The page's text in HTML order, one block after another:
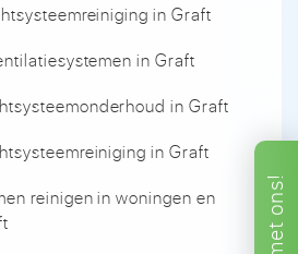
met
ons!
in Graft
in Graft
in Graft
in Graft
reinigen in woningen en